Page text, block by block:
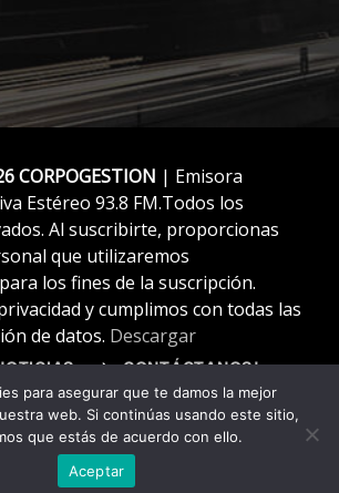
CORPOGESTION | Emisora
Estéreo 93.8 FM.Todos los
Al suscribirte, proporcionas
que utilizaremos
los fines de la suscripción.
y cumplimos con todas las
de datos. Descargar
CONTÁCTANOS!
para asegurar que te damos la mejor
web. Si continúas usando este sitio,
que estás de acuerdo con ello.
Aceptar